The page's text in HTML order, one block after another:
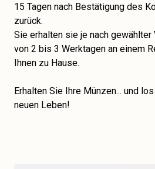
15 Tagen nach Bestätigung des
zurück.
Sie erhalten sie je nach gewählter
von 2 bis 3 Werktagen an einem
Ihnen zu Hause.
Erhalten Sie Ihre Münzen... und
neuen Leben!